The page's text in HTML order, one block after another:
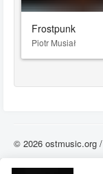
Frostpunk
Piotr Musiał
© 2026 ostmusic.org /